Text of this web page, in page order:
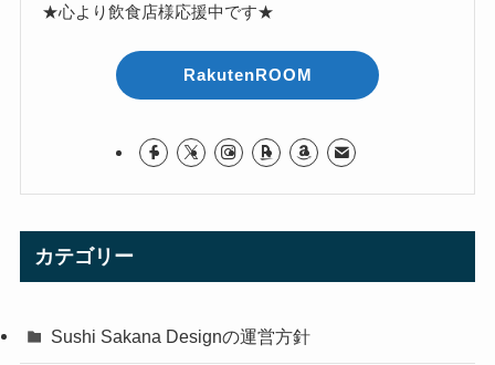
★心より飲食店様応援中です★
RakutenROOM
カテゴリー
Sushi Sakana Designの運営方針